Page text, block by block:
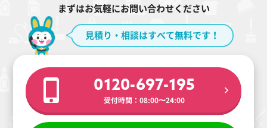
まずはお気軽にお問い合わせください
見積り・相談はすべて無料です！
0120-697-195
受付時間：08:00〜24:00